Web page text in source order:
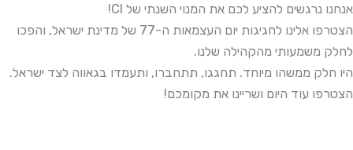
אנחנו נרגשים להציע לכם את המנוי השנתי של CI!
הצטרפו אלינו לחגיגות יום העצמאות ה-77 של מדינת ישראל, והפכו
לחלק משמעותי מהקהילה שלנו.
היו חלק ממשהו מיוחד. תחגגו, תתחברו, ותעמדו בגאווה לצד ישראל.
הצטרפו עוד היום ושריינו את מקומכם!